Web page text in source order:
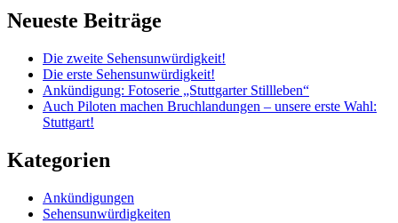
Neueste Beiträge
Die zweite Sehensunwürdigkeit!
Die erste Sehensunwürdigkeit!
Ankündigung: Fotoserie „Stuttgarter Stillleben“
Auch Piloten machen Bruchlandungen – unsere erste Wahl:
Stuttgart!
Kategorien
Ankündigungen
Sehensunwürdigkeiten